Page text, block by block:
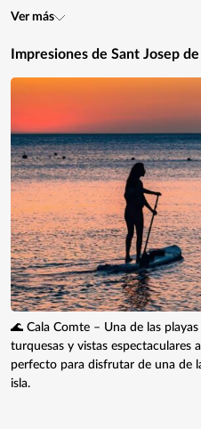
Ver más
Impresiones de Sant Josep de
🌊 Cala Comte – Una de las
turquesas y vistas espectaculares
perfecto para disfrutar de una de
isla.